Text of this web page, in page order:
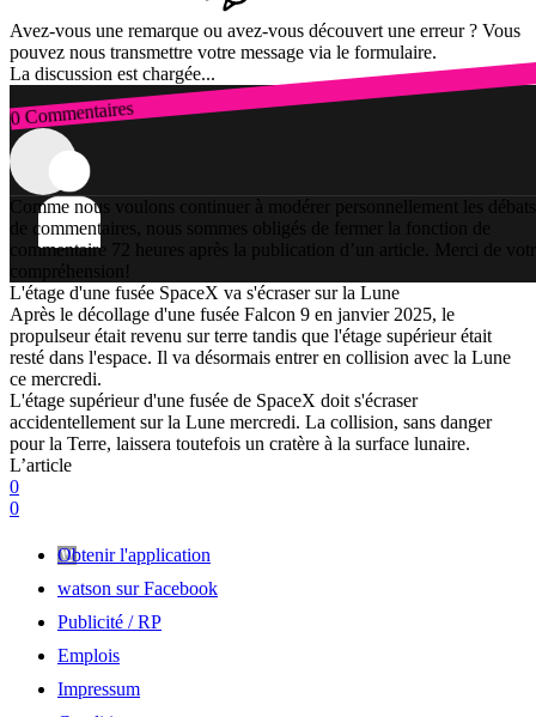
Avez-vous une remarque ou avez-vous découvert une erreur ? Vous
pouvez nous transmettre votre message via le formulaire.
La discussion est chargée...
0 Commentaires
Connexion
Comme nous voulons continuer à modérer personnellement les débats
de commentaires, nous sommes obligés de fermer la fonction de
commentaire 72 heures après la publication d’un article. Merci de
compréhension!
L'étage d'une fusée SpaceX va s'écraser sur la Lune
Après le décollage d'une fusée Falcon 9 en janvier 2025, le
propulseur était revenu sur terre tandis que l'étage supérieur était
resté dans l'espace. Il va désormais entrer en collision avec la Lune
ce mercredi.
L'étage supérieur d'une fusée de SpaceX doit s'écraser
accidentellement sur la Lune mercredi. La collision, sans danger
pour la Terre, laissera toutefois un cratère à la surface lunaire.
L’article
0
0
Obtenir l'application
watson sur Facebook
Publicité / RP
Emplois
Impressum